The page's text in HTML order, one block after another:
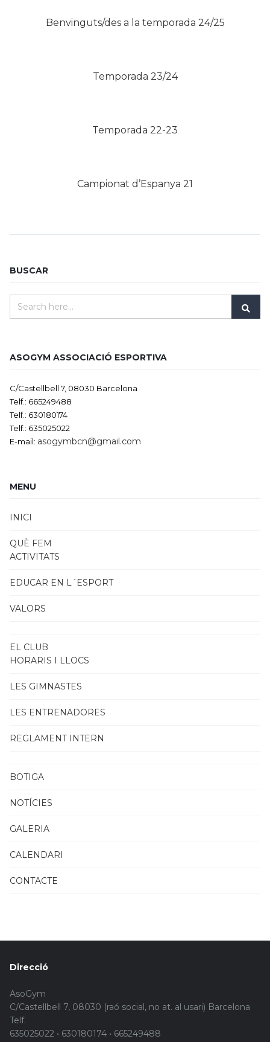
Benvinguts/des a la temporada 24/25
Temporada 23/24
Temporada 22-23
Campionat d’Espanya 21
BUSCAR
ASOGYM ASSOCIACIÓ ESPORTIVA
C/Castellbell 7, 08030 Barcelona
Telf.: 665249488
Telf.: 630180174
Telf.: 635025022
E-mail: asogymbcn@gmail.com
MENU
INICI
QUÈ FEM
ACTIVITATS
EDUCAR EN L´ESPORT
VALORS
EL CLUB
HORARIS I LLOCS
LES GIMNASTES
LES ENTRENADORES
REGLAMENT INTERN
BOTIGA
NOTÍCIES
GALERIA
CALENDARI
CONTACTE
Direcció
AsoGym
C/Castellbell 7, 08030 (raó social, no at. al usari) Barcelona
Telf.
635025022 • 630180174 • 665249488